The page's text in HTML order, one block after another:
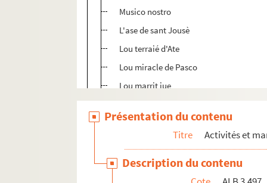
Musico nostro
L'ase de sant Jousè
Lou terraié d'Ate
Lou miracle de Pasco
Lou marrit iue
Cournudet lou Doumtaire
Regiounalisme
Li faus Mage
Présentation du contenu
Titre Activités et
Description du contenu